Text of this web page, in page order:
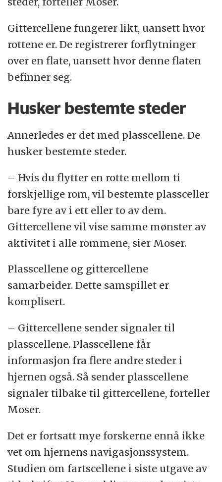
Gittercellene fungerer likt, uansett hvor
rottene er. De registrerer forflytninger
over en flate, uansett hvor denne flaten
befinner seg.
Husker bestemte steder
Annerledes er det med plasscellene. De
husker bestemte steder.
– Hvis du flytter en rotte mellom ti
forskjellige rom, vil bestemte plassceller
bare fyre av i ett eller to av dem.
Gittercellene vil vise samme mønster av
aktivitet i alle rommene, sier Moser.
Plasscellene og gittercellene
samarbeider. Dette samspillet er
komplisert.
– Gittercellene sender signaler til
plasscellene. Plasscellene får
informasjon fra flere andre steder i
hjernen også. Så sender plasscellene
signaler tilbake til gittercellene, forteller
Moser.
Det er fortsatt mye forskerne ennå ikke
vet om hjernens navigasjonssystem.
Studien om fartscellene i siste utgave av